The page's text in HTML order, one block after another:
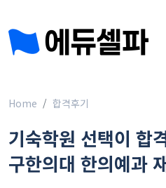
Home 합격후기
기숙학원 선택이 합
구한의대 한의예과